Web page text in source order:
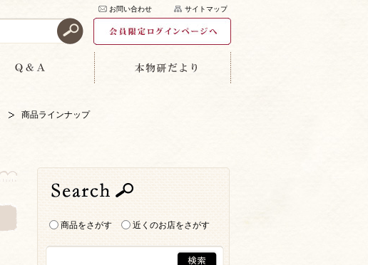
お問い合わせ サイトマップ
商品ラインナップ
商品をさがす 近くのお店をさがす